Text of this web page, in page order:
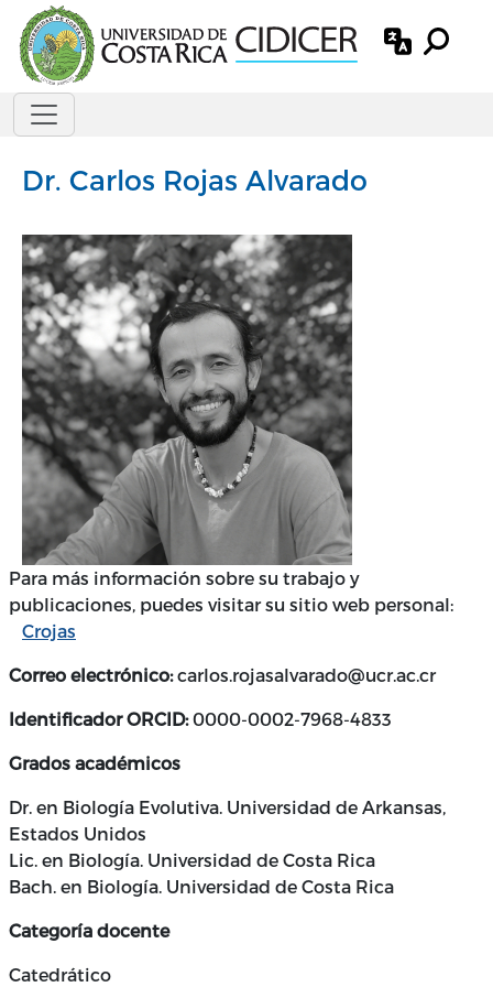
Pasar al contenido principal
Dr. Carlos Rojas Alvarado
Para más información sobre su trabajo y
publicaciones, puedes visitar su sitio web personal:
Crojas
Correo electrónico:carlos.rojasalvarado@ucr.ac.cr
Identificador ORCID:0000-0002-7968-4833
Grados académicos
Dr. en Biología Evolutiva. Universidad de Arkansas,
Estados Unidos
Lic. en Biología. Universidad de Costa Rica
Bach. en Biología. Universidad de Costa Rica
Categoría docente
Catedrático